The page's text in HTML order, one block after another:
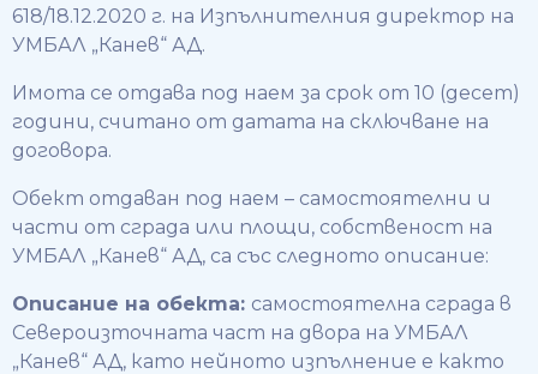
618/18.12.2020 г. на Изпълнителния директор на
УМБАЛ „Канев“ АД.
Имота се отдава под наем за срок от 10 (десет)
години, считано от датата на сключване на
договора.
Обект отдаван под наем – самостоятелни и
части от сграда или площи, собственост на
УМБАЛ „Канев“ АД, са със следното описание:
Описание на обекта: самостоятелна сграда в
Североизточната част на двора на УМБАЛ
„Канев“ АД, като нейното изпълнение е както